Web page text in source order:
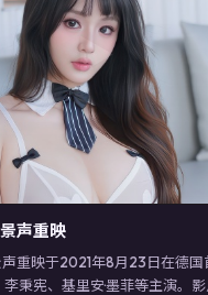
▶
声重映
重映于2021年8月23日在德国
秉宪、基里安·墨菲等主演。